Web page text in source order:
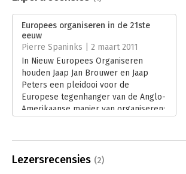
Verschijningsdatum:
19-2-2021
Hoofdrubriek: Organisatiekunde
Europees organiseren in de 21ste
eeuw
Pierre Spaninks | 2 maart 2011
In Nieuw Europees Organiseren
houden Jaap Jan Brouwer en Jaap
Peters een pleidooi voor de
Europese tegenhanger van de Anglo-
Amerikaanse manier van organiseren:
Lezersrecensies (2)